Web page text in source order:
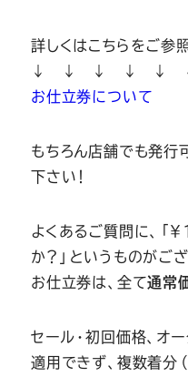
詳しくはこちらをご参
↓ ↓ ↓ ↓ ↓
お仕立券について
もちろん店舗でも発行
下さい！
よくあるご質問に、
か？」というものがござ
お仕立券は、全て通常
セール・初回価格、オ
適用できず、複数着分